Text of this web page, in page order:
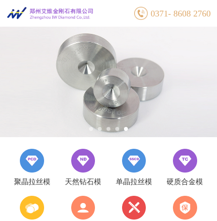
0371- 8608 2760
聚晶拉丝模 天然钻石模 单晶拉丝模 硬质合金模